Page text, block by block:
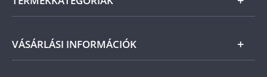
Arany
VÁSÁRLÁSI INFORMÁCIÓK